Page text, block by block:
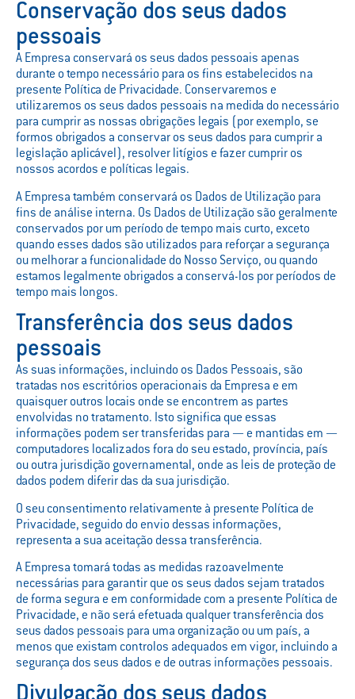
Conservação dos seus dados
pessoais
A Empresa conservará os seus dados pessoais apenas
durante o tempo necessário para os fins estabelecidos na
presente Política de Privacidade. Conservaremos e
utilizaremos os seus dados pessoais na medida do necessário
para cumprir as nossas obrigações legais (por exemplo, se
formos obrigados a conservar os seus dados para cumprir a
legislação aplicável), resolver litígios e fazer cumprir os
nossos acordos e políticas legais.
A Empresa também conservará os Dados de Utilização para
fins de análise interna. Os Dados de Utilização são geralmente
conservados por um período de tempo mais curto, exceto
quando esses dados são utilizados para reforçar a segurança
ou melhorar a funcionalidade do Nosso Serviço, ou quando
estamos legalmente obrigados a conservá-los por períodos de
tempo mais longos.
Transferência dos seus dados
pessoais
As suas informações, incluindo os Dados Pessoais, são
tratadas nos escritórios operacionais da Empresa e em
quaisquer outros locais onde se encontrem as partes
envolvidas no tratamento. Isto significa que essas
informações podem ser transferidas para — e mantidas em —
computadores localizados fora do seu estado, província, país
ou outra jurisdição governamental, onde as leis de proteção de
dados podem diferir das da sua jurisdição.
O seu consentimento relativamente à presente Política de
Privacidade, seguido do envio dessas informações,
representa a sua aceitação dessa transferência.
A Empresa tomará todas as medidas razoavelmente
necessárias para garantir que os seus dados sejam tratados
de forma segura e em conformidade com a presente Política de
Privacidade, e não será efetuada qualquer transferência dos
seus dados pessoais para uma organização ou um país, a
menos que existam controlos adequados em vigor, incluindo a
segurança dos seus dados e de outras informações pessoais.